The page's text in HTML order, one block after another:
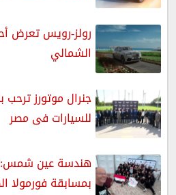
رولز-رويس تعرض
الشمالي
جنرال موتورز ترحب
للسيارات فى مصر
هندسة عين
بمسابقة فورمولا